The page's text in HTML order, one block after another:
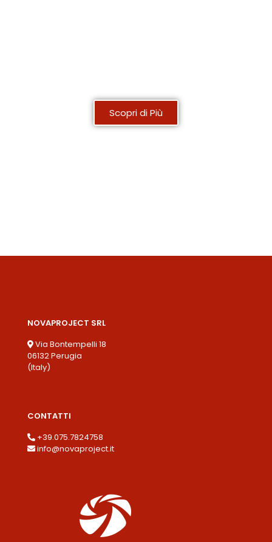
Scopri di Più
NOVAPROJECT SRL
Via Bontempelli 18
06132 Perugia
(Italy)
CONTATTI
+39.075.7824758
info@novaproject.it